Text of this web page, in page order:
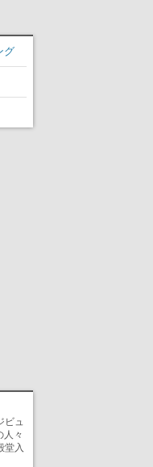
グ
ビュ
人々
堂入